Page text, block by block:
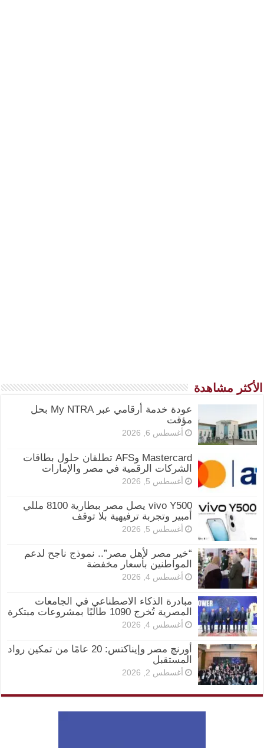
الأكثر مشاهدة
عودة خدمة أرقامي عبر My NTRA بحل
مؤقت
أغسطس 6, 2026
Mastercard وAFS تطلقان حلول بطاقات
الشركات الرقمية في مصر والإمارات
أغسطس 5, 2026
vivo Y500 يصل مصر ببطارية 8100 مللي
أمبير وتجربة ترفيهية بلا توقف
أغسطس 5, 2026
“خير مصر لأهل مصر”.. نموذج ناجح لدعم
المواطنين بأسعار مخفضة
أغسطس 4, 2026
مبادرة الذكاء الاصطناعي في الجامعات
المصرية تُخرج 1090 طالبًا بمشروعات مبتكرة
أغسطس 4, 2026
أورنچ مصر وإيناكتس: 20 عامًا من تمكين رواد
المستقبل
أغسطس 2, 2026